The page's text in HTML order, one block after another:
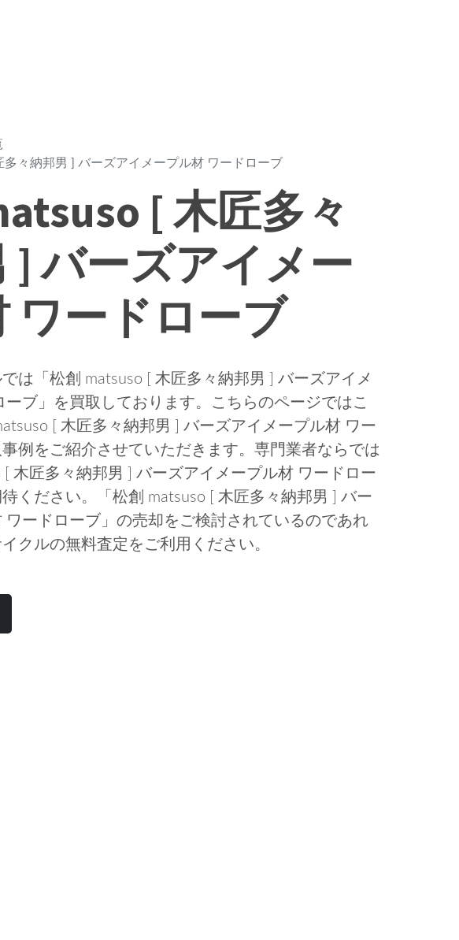
多々納邦男 ] バーズアイメープル材 ワードローブ
[ 木匠多々
] バーズアイメー
ワードローブ
は「松創 matsuso [ 木匠多々納邦男 ] バーズアイメ
ーブ」を買取しております。こちらのページではこ
[ 木匠多々納邦男 ] バーズアイメープル材 ワー
事例をご紹介させていただきます。専門業者ならでは
[ 木匠多々納邦男 ] バーズアイメープル材 ワードロー
ください。「松創 matsuso [ 木匠多々納邦男 ] バー
ワードローブ」の売却をご検討されているのであれ
クルの無料査定をご利用ください。